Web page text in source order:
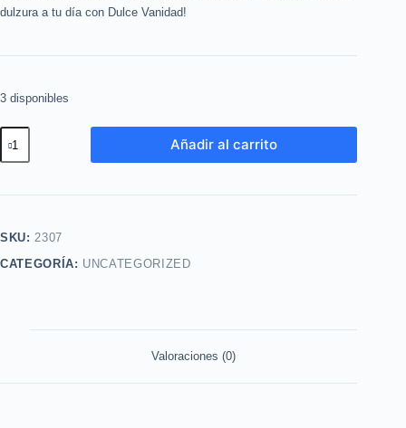
dulzura a tu día con Dulce Vanidad!
3 disponibles
50ml
cantidad
Añadir al carrito
SKU:2307
CATEGORÍA: UNCATEGORIZED
Valoraciones (0)